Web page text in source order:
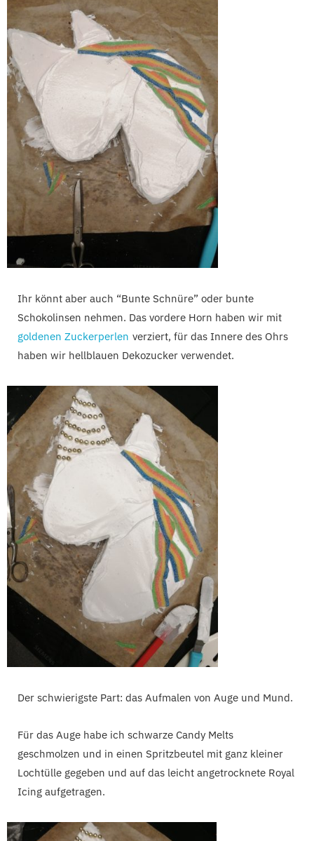
Ihr könnt aber auch “Bunte Schnüre” oder bunte
Schokolinsen nehmen. Das vordere Horn haben wir mit
goldenen Zuckerperlen verziert, für das Innere des Ohrs
haben wir hellblauen Dekozucker verwendet.
Der schwierigste Part: das Aufmalen von Auge und Mund.
Für das Auge habe ich schwarze Candy Melts
geschmolzen und in einen Spritzbeutel mit ganz kleiner
Lochtülle gegeben und auf das leicht angetrocknete Royal
Icing aufgetragen.